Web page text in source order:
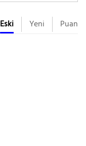
Eski Yeni Puan